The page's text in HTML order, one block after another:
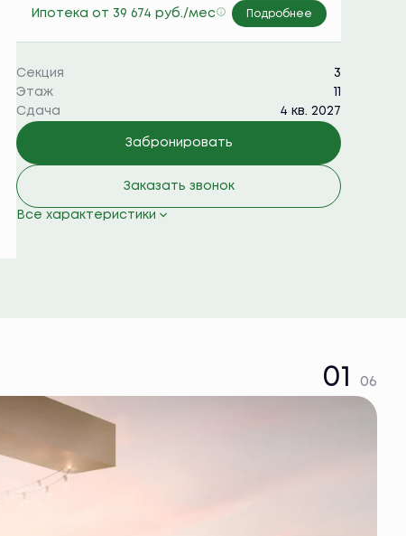
Ипотека от 39 674 руб./мес Подробнее
Секция
3
Этаж
11
Сдача
4 кв. 2027
Забронировать
Заказать звонок
Все характеристики
01 06